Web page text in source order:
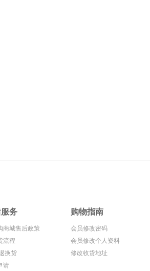
务
商城售后政策
流程
换货
请
购物指南
会员修改密码
会员修改个人资料
修改收货地址